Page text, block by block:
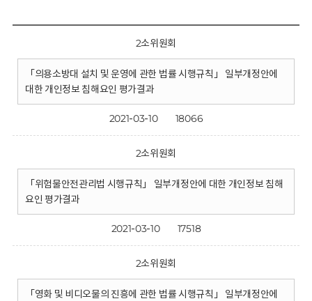
2소위원회
「의용소방대 설치 및 운영에 관한 법률 시행규칙」 일부개정안에
대한 개인정보 침해요인 평가결과
2021-03-10 18066
2소위원회
「위험물안전관리법 시행규칙」 일부개정안에 대한 개인정보 침해
요인 평가결과
2021-03-10 17518
2소위원회
「영화 및 비디오물의 진흥에 관한 법률 시행규칙」 일부개정안에